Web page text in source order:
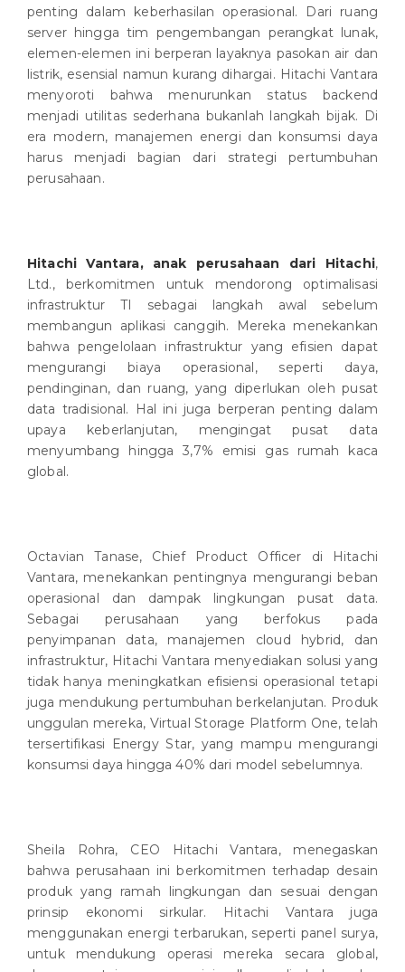
penting dalam keberhasilan operasional. Dari ruang
server hingga tim pengembangan perangkat lunak,
elemen-elemen ini berperan layaknya pasokan air dan
listrik, esensial namun kurang dihargai. Hitachi Vantara
menyoroti bahwa menurunkan status backend
menjadi utilitas sederhana bukanlah langkah bijak. Di
era modern, manajemen energi dan konsumsi daya
harus menjadi bagian dari strategi pertumbuhan
perusahaan.
Hitachi Vantara, anak perusahaan dari Hitachi,
Ltd., berkomitmen untuk mendorong optimalisasi
infrastruktur TI sebagai langkah awal sebelum
membangun aplikasi canggih. Mereka menekankan
bahwa pengelolaan infrastruktur yang efisien dapat
mengurangi biaya operasional, seperti daya,
pendinginan, dan ruang, yang diperlukan oleh pusat
data tradisional. Hal ini juga berperan penting dalam
upaya keberlanjutan, mengingat pusat data
menyumbang hingga 3,7% emisi gas rumah kaca
global.
Octavian Tanase, Chief Product Officer di Hitachi
Vantara, menekankan pentingnya mengurangi beban
operasional dan dampak lingkungan pusat data.
Sebagai perusahaan yang berfokus pada
penyimpanan data, manajemen cloud hybrid, dan
infrastruktur, Hitachi Vantara menyediakan solusi yang
tidak hanya meningkatkan efisiensi operasional tetapi
juga mendukung pertumbuhan berkelanjutan. Produk
unggulan mereka, Virtual Storage Platform One, telah
tersertifikasi Energy Star, yang mampu mengurangi
konsumsi daya hingga 40% dari model sebelumnya.
Sheila Rohra, CEO Hitachi Vantara, menegaskan
bahwa perusahaan ini berkomitmen terhadap desain
produk yang ramah lingkungan dan sesuai dengan
prinsip ekonomi sirkular. Hitachi Vantara juga
menggunakan energi terbarukan, seperti panel surya,
untuk mendukung operasi mereka secara global,